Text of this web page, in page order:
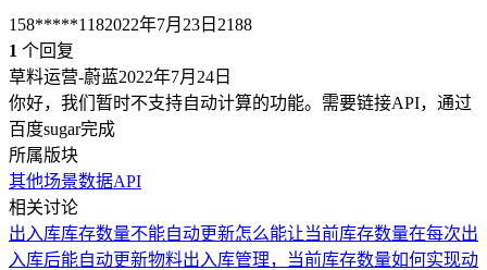
158*****1182022年7月23日 2188
1 个回复
草料运营-蔚蓝2022年7月24日
你好，我们暂时不支持自动计算的功能。需要链接API，通过
百度sugar完成
所属版块
其他场景数据API
相关讨论
出入库库存数量不能自动更新怎么能让当前库存数量在每次出
入库后能自动更新物料出入库管理，当前库存数量如何实现动